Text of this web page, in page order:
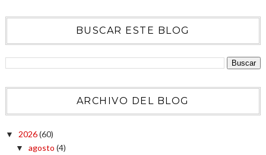
BUSCAR ESTE BLOG
ARCHIVO DEL BLOG
▼ 2026(60)
▼ agosto (4)